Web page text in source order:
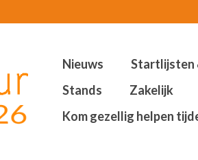
Nieuws Startlijsten
Stands
Zakelijk
Kom gezellig helpen